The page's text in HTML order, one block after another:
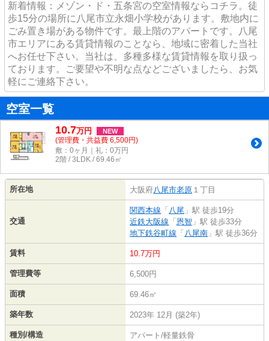
新着情報：メゾン・ド・五条宮の空室情報ならコチラ。徒
歩15分の場所に八尾市立永畑小学校があります。敷地内に
ごみ置き場がある物件です。最上階のアパートです。八尾
市エリアにある賃貸情報のことなら、地域に密着した当社
へお任せ下さい。当社は、多種多様な賃貸情報を取り扱っ
ております。ご要望や不明な点などございましたら、お気
軽にご連絡下さい。
空室一覧
10.7万円 NEW
(管理費・共益費 6,500円)
敷：0ヶ月｜礼：0万円
2階 / 3LDK / 69.46㎡
所在地 大阪府八尾市老原 １丁目
交通
関西本線 「 八尾 」駅 徒歩19分
近鉄大阪線 「 恩智 」駅 徒歩33分
地下鉄谷町線 「 八尾南 」駅 徒歩36分
賃料 10.7万円
管理費等 6,500円
面積 69.46㎡
築年数 2023年 12月 (築2年)
種別/構造 アパート/軽量鉄骨